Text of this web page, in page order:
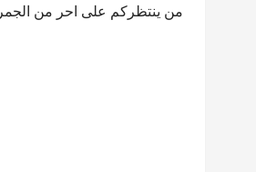
من ينتظركم على احر من الجمر